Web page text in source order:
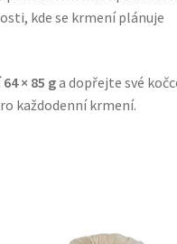
kde se krmení plánuje
× 85 ga dopřejte své
každodenní krmení.